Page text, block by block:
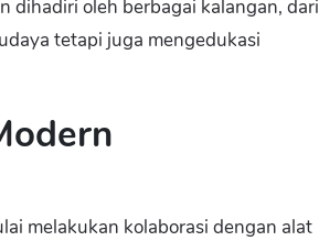
dihadiri oleh berbagai kalangan, dari
tetapi juga mengedukasi
melakukan kolaborasi dengan alat